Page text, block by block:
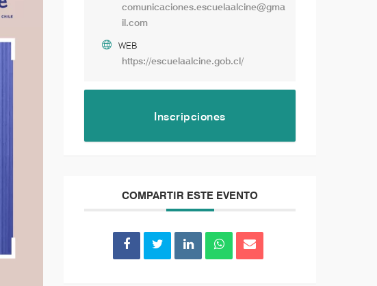
comunicaciones.escuelaalcine@gma
il.com
WEB
https://escuelaalcine.gob.cl/
Inscripciones
COMPARTIR ESTE EVENTO